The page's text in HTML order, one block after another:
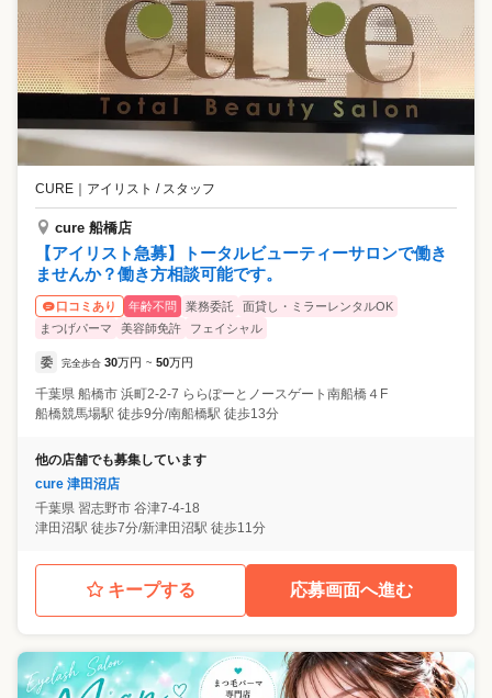
CURE アイリスト / スタッフ
cure 船橋店
【アイリスト急募】トータルビューティーサロンで働き
ませんか？働き方相談可能です。
口コミあり 年齢不問 業務委託
面貸し・ミラーレンタルOK
まつげパーマ
美容師免許 フェイシャル
委 完全歩合 30万円 ~ 50万円
千葉県 船橋市 浜町2-2-7 ららぽーとノースゲート南船橋４F
船橋競馬場駅 徒歩9分/南船橋駅 徒歩13分
他の店舗でも募集しています
cure 津田沼店
千葉県 習志野市 谷津7-4-18
津田沼駅 徒歩7分/新津田沼駅 徒歩11分
キープする 応募画面へ進む